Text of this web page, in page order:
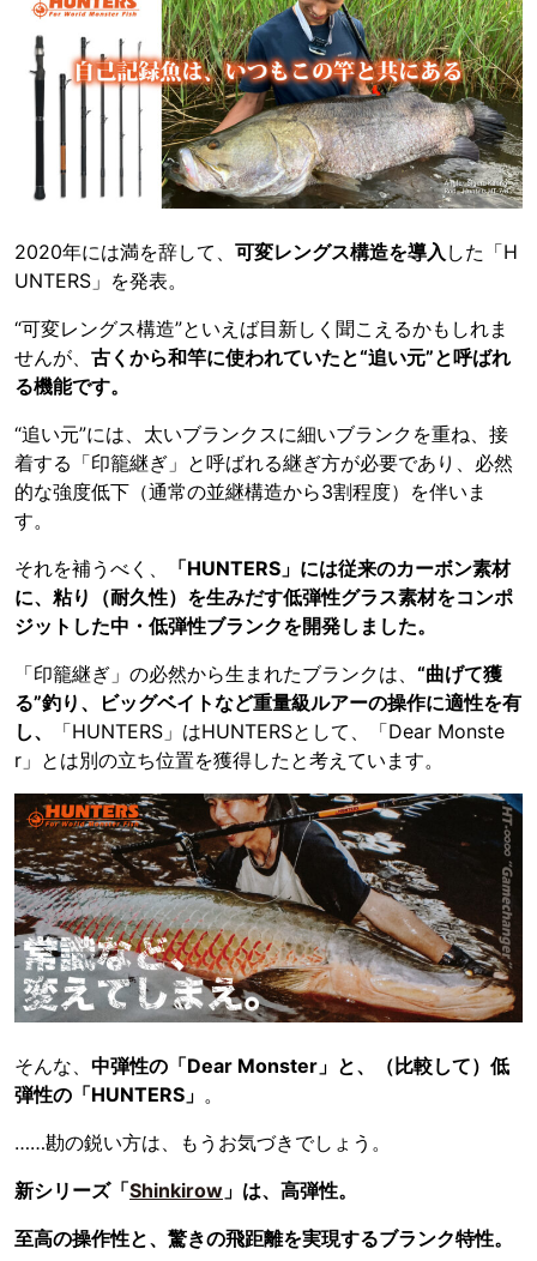
2020年には満を辞して、 可変レングス構造を導入 した「H
UNTERS」を発表。
“可変レングス構造”といえば目新しく聞こえるかもしれま
せんが、 古くから和竿に使われていたと“追い元”と呼ばれ
る機能です。
“追い元”には、太いブランクスに細いブランクを重ね、接
着する「印籠継ぎ」と呼ばれる継ぎ方が必要であり、必然
的な強度低下（通常の並継構造から3割程度）を伴いま
す。
それを補うべく、
「HUNTERS」には従来のカーボン素材
に、粘り（耐久性）を生みだす低弾性グラス素材をコンポ
ジットした中・低弾性ブランクを開発しました。
「印籠継ぎ」の必然から生まれたブランクは、 “曲げて獲
る”釣り、ビッグベイトなど重量級ルアーの操作に適性を有
し、
「HUNTERS」はHUNTERSとして、「Dear Monste
r」とは別の立ち位置を獲得したと考えています。
そんな、 中弾性の「Dear Monster」と、（比較して）低
弾性の「HUNTERS」 。
……勘の鋭い方は、もうお気づきでしょう。
新シリーズ「Shinkirow 」は、高弾性。
至高の操作性と、驚きの飛距離を実現するブランク特性。